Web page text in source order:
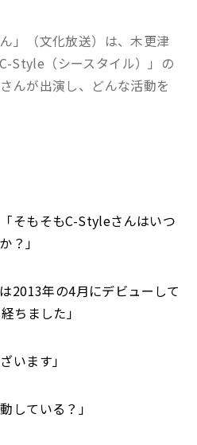
」（文化放送）は、木更津
Style（シースタイル）」の
んが出演し、どんな活動を
「そもそもC-Styleさんはいつ
？」
2013年の4月にデビューして
ちました」
います」
している？」